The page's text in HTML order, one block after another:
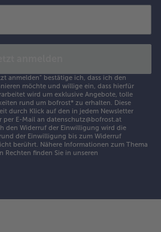
anmelden" bestätige ich, dass ich den
möchte und willige ein, dass hierfür
wird um exklusive Angebote, tolle
rund um bofrost* zu erhalten. Diese
durch Klick auf den in jedem Newsletter
per E-Mail an datenschutz@bofrost.at
den Widerruf der Einwilligung wird die
der Einwilligung bis zum Widerruf
berührt. Nähere Informationen zum Thema
Rechten finden Sie in unseren